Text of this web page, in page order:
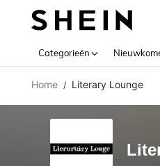
Categorieën
Home / Literary Lounge